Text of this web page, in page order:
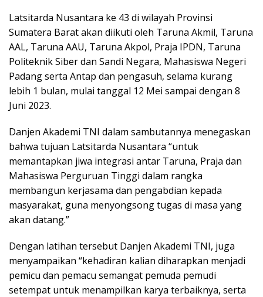
Latsitarda Nusantara ke 43 di wilayah Provinsi
Sumatera Barat akan diikuti oleh Taruna Akmil, Taruna
AAL, Taruna AAU, Taruna Akpol, Praja IPDN, Taruna
Politeknik Siber dan Sandi Negara, Mahasiswa Negeri
Padang serta Antap dan pengasuh, selama kurang
lebih 1 bulan, mulai tanggal 12 Mei sampai dengan 8
Juni 2023.
Danjen Akademi TNI dalam sambutannya menegaskan
bahwa tujuan Latsitarda Nusantara “untuk
memantapkan jiwa integrasi antar Taruna, Praja dan
Mahasiswa Perguruan Tinggi dalam rangka
membangun kerjasama dan pengabdian kepada
masyarakat, guna menyongsong tugas di masa yang
akan datang.”
Dengan latihan tersebut Danjen Akademi TNI, juga
menyampaikan “kehadiran kalian diharapkan menjadi
pemicu dan pemacu semangat pemuda pemudi
setempat untuk menampilkan karya terbaiknya, serta